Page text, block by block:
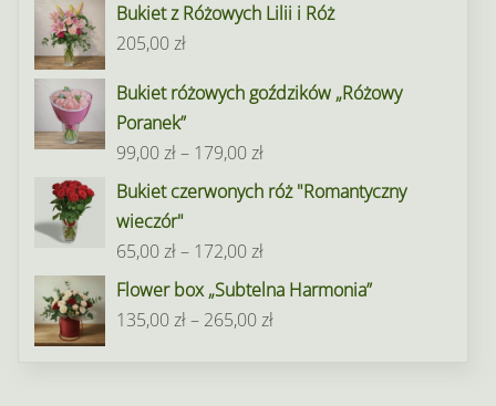
od
do
Bukiet z Różowych Lilii i Róż
205,00zł
Bukiet różowych goździków „Różowy
Poranek”
99,00zł– 179,00złZakres
cen:
179,00 zł
Bukiet czerwonych róż "Romantyczny
wieczór"
65,00zł– 172,00złZakres
cen:
od
Flower box „Subtelna Harmonia”
135,00zł– 265,00złZakres